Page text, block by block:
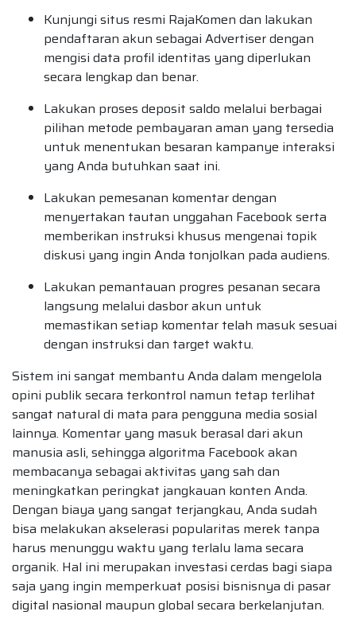
Kunjungi situs resmi RajaKomen dan lakukan
pendaftaran akun sebagai Advertiser dengan
mengisi data profil identitas yang diperlukan
secara lengkap dan benar.
Lakukan proses deposit saldo melalui berbagai
pilihan metode pembayaran aman yang tersedia
untuk menentukan besaran kampanye interaksi
yang Anda butuhkan saat ini.
Lakukan pemesanan komentar dengan
menyertakan tautan unggahan Facebook serta
memberikan instruksi khusus mengenai topik
diskusi yang ingin Anda tonjolkan pada audiens.
Lakukan pemantauan progres pesanan secara
langsung melalui dasbor akun untuk
memastikan setiap komentar telah masuk sesuai
dengan instruksi dan target waktu.
Sistem ini sangat membantu Anda dalam mengelola
opini publik secara terkontrol namun tetap terlihat
sangat natural di mata para pengguna media sosial
lainnya. Komentar yang masuk berasal dari akun
manusia asli, sehingga algoritma Facebook akan
membacanya sebagai aktivitas yang sah dan
meningkatkan peringkat jangkauan konten Anda.
Dengan biaya yang sangat terjangkau, Anda sudah
bisa melakukan akselerasi popularitas merek tanpa
harus menunggu waktu yang terlalu lama secara
organik. Hal ini merupakan investasi cerdas bagi siapa
saja yang ingin memperkuat posisi bisnisnya di pasar
digital nasional maupun global secara berkelanjutan.